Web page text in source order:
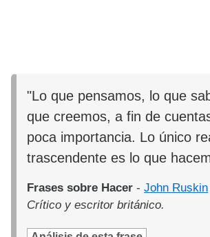
"Lo que pensamos, lo que
que creemos, a fin de
poca importancia. Lo único
trascendente es lo que
Frases sobre Hacer -John Ruskin
Crítico y escritor británico.